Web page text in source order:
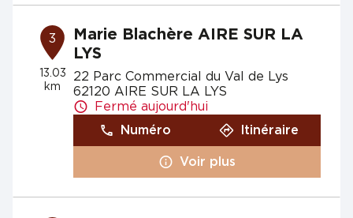
3
13.03
km
Marie Blachère AIRE SUR LA
LYS
22 Parc Commercial du Val de Lys
62120 AIRE SUR LA LYS
Fermé aujourd'hui
Numéro
Itinéraire
Voir plus